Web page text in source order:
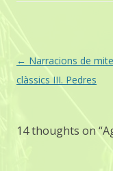
Post
navigation
← Narracions de
clàssics III. Pedres
14 thoughts on “